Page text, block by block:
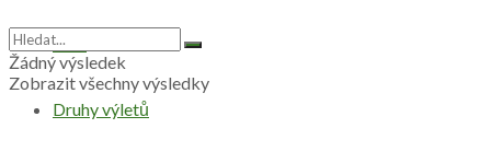
Svět
Druhy výletů
Žádný výsledek
Zobrazit všechny výsledky